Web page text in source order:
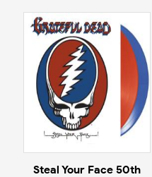
Steal Your Face 50th